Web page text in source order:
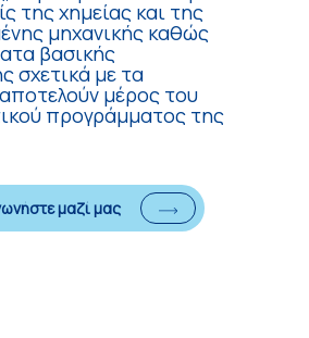
της χημείας και της
μηχανικής καθώς
βασικής
σχετικά με τα
μέρος του
προγράμματος της
μαζί μας